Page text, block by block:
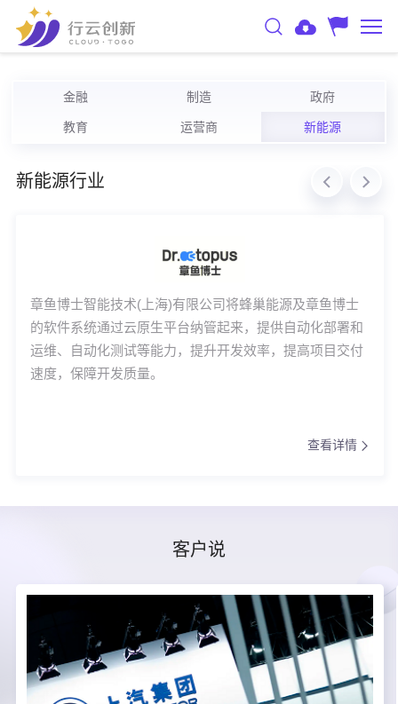
金融 制造 政府
教育 运营商 新能源
新能源行业
章鱼博士智能技术(上海)有限公司将蜂巢能源及章鱼博士
的软件系统通过云原生平台纳管起来，提供自动化部署和
运维、自动化测试等能力，提升开发效率，提高项目交付
速度，保障开发质量。
查看详情
客户说